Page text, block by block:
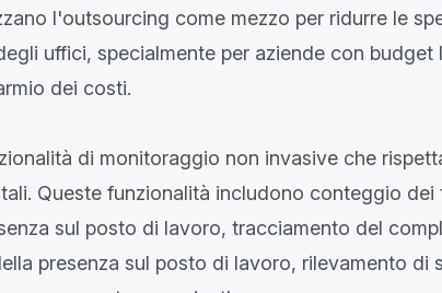
l'outsourcing come mezzo per ridurre le
uffici, specialmente per aziende con
dei costi.
di monitoraggio non invasive che
Queste funzionalità includono conteggio dei
sul posto di lavoro, tracciamento del
presenza sul posto di lavoro, rilevamento di